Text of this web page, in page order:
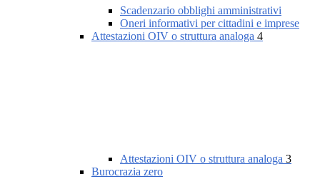
Scadenzario obblighi amministrativi
Oneri informativi per cittadini e imprese
Attestazioni OIV o struttura analoga 4
Attestazioni OIV o struttura analoga 3
Burocrazia zero